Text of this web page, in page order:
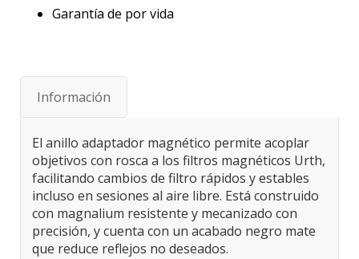
Garantía de por vida
Información
El anillo adaptador magnético permite acoplar
objetivos con rosca a los filtros magnéticos Urth,
facilitando cambios de filtro rápidos y estables
incluso en sesiones al aire libre. Está construido
con magnalium resistente y mecanizado con
precisión, y cuenta con un acabado negro mate
que reduce reflejos no deseados.